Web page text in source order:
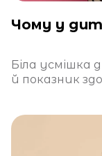
Біла усмішка
й показник